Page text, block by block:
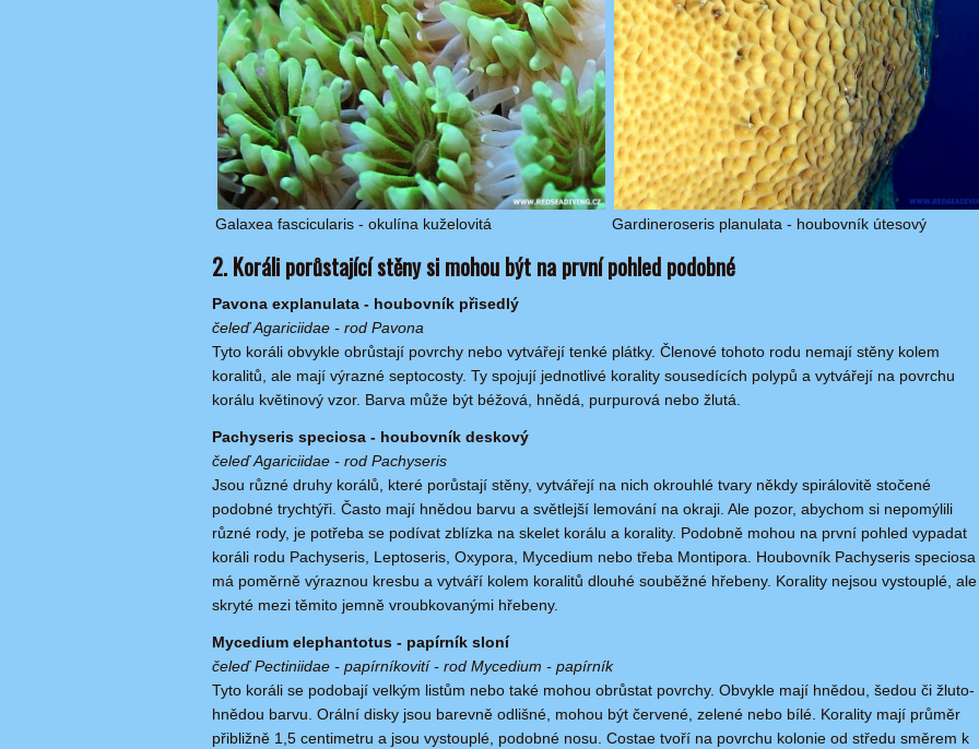
Galaxea fascicularis - okulína kuželovitá Gardineroseris planulata - houbovník útesový
2. Koráli porůstající stěny si mohou být na první pohled podobné
Pavona explanulata - houbovník přisedlý
čeleď Agariciidae - rod Pavona
Tyto koráli obvykle obrůstají povrchy nebo vytvářejí tenké plátky. Členové tohoto rodu nemají stěny kolem
koralitů, ale mají výrazné septocosty. Ty spojují jednotlivé korality sousedících polypů a vytvářejí na povrchu
korálu květinový vzor. Barva může být béžová, hnědá, purpurová nebo žlutá.
Pachyseris speciosa - houbovník deskový
čeleď Agariciidae - rod Pachyseris
Jsou různé druhy korálů, které porůstají stěny, vytvářejí na nich okrouhlé tvary někdy spirálovitě stočené
podobné trychtýři. Často mají hnědou barvu a světlejší lemování na okraji. Ale pozor, abychom si nepomýlili
různé rody, je potřeba se podívat zblízka na skelet korálu a korality. Podobně mohou na první pohled vypadat
koráli rodu Pachyseris, Leptoseris, Oxypora, Mycedium nebo třeba Montipora. Houbovník Pachyseris speciosa
má poměrně výraznou kresbu a vytváří kolem koralitů dlouhé souběžné hřebeny. Korality nejsou vystouplé, ale
skryté mezi těmito jemně vroubkovanými hřebeny.
Mycedium elephantotus - papírník sloní
čeleď Pectiniidae - papírníkovití - rod Mycedium - papírník
Tyto koráli se podobají velkým listům nebo také mohou obrůstat povrchy. Obvykle mají hnědou, šedou či žluto-
hnědou barvu. Orální disky jsou barevně odlišné, mohou být červené, zelené nebo bílé. Korality mají průměr
přibližně 1,5 centimetru a jsou vystouplé, podobné nosu. Costae tvoří na povrchu kolonie od středu směrem k